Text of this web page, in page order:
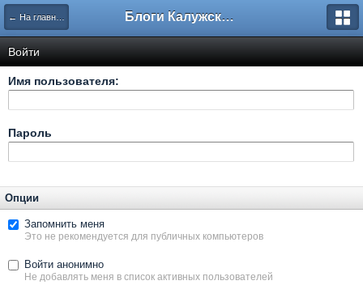
← На главную Блоги Калужского перекрестка
Войти
Имя пользователя:
Пароль
Опции
Запомнить меня
Это не рекомендуется для публичных компьютеров
Войти анонимно
Не добавлять меня в список активных пользователей